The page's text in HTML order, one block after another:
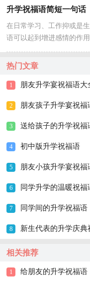
升学祝福语简短一句话
在日常学习、工作抑或是
语可以起到增进感情的作
热门文章
1 朋友升学宴祝福语大
2 朋友孩子升学宴祝福
3 送给孩子的升学祝福
4 初中版升学祝福语
5 朋友小孩升学宴祝福
6 同学升学的温暖祝福
7 同学间的升学祝福语
8 新生代表的升学庆典
相关推荐
1 给朋友的升学祝福语